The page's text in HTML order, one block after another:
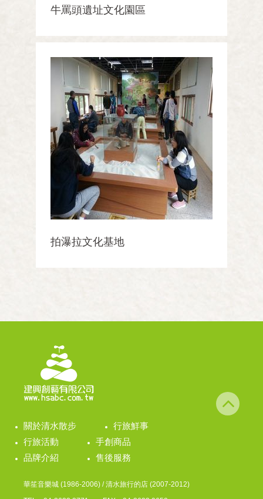
牛罵頭遺址文化園區
拍瀑拉文化基地
關於清水散步
行旅鮮事
行旅活動
手創商品
品牌介紹
售後服務
華笙音樂城 (1986-2006) / 清水旅行的店 (2007-2012)